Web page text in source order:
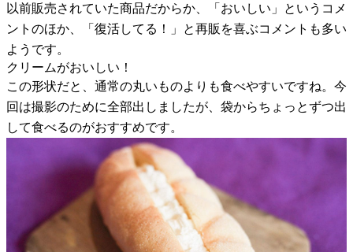
以前販売されていた商品だからか、「おいしい」というコメ
ントのほか、「復活してる！」と再販を喜ぶコメントも多い
ようです。
クリームがおいしい！
この形状だと、通常の丸いものよりも食べやすいですね。今
回は撮影のために全部出しましたが、袋からちょっとずつ出
して食べるのがおすすめです。